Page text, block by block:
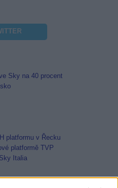
Sky na 40 procent
platformu v Řecku
platformě TVP
Italia